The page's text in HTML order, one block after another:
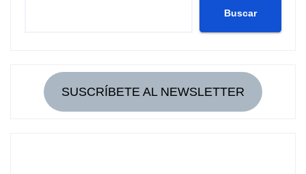
Buscar
SUSCRÍBETE AL NEWSLETTER